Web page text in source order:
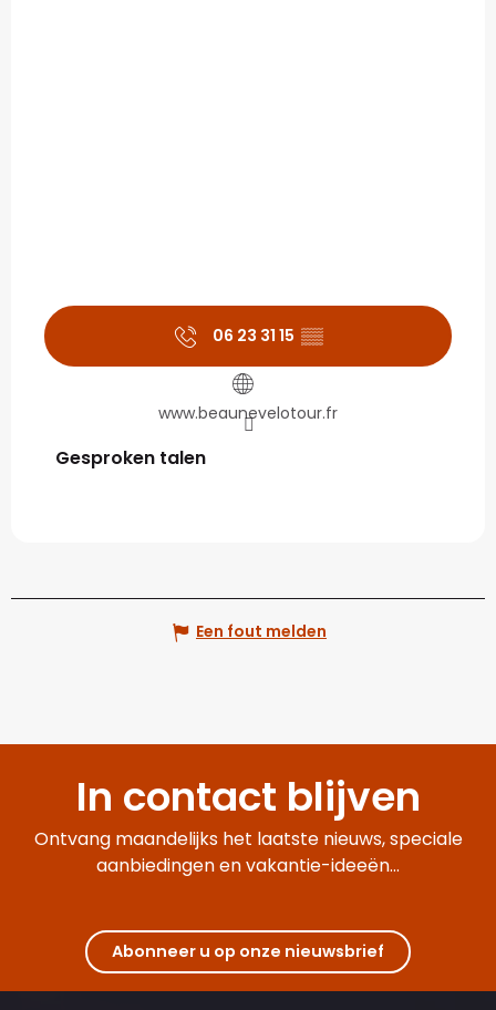
06 23 31 15 ▒▒
www.beaunevelotour.fr
Gesproken talen
Gesproken talen
Een fout melden
In contact blijven
Ontvang maandelijks het laatste nieuws, speciale
aanbiedingen en vakantie-ideeën...
Abonneer u op onze nieuwsbrief